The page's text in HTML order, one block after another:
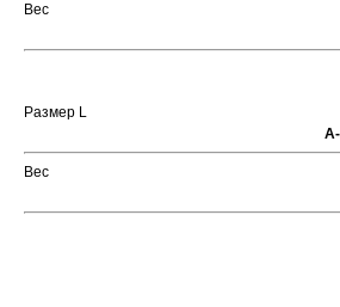
Вес
Размер L
Вес